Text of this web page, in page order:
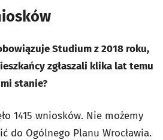
Studium z 2018 roku,
zgłaszali klika lat temu
stanie?
1415 wniosków. Nie możemy
do Ogólnego Planu Wrocławia.